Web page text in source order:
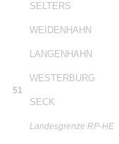
SELTERS
WEIDENHAHN
LANGENHAHN
WESTERBURG
51
SECK
Landesgrenze RP-HE